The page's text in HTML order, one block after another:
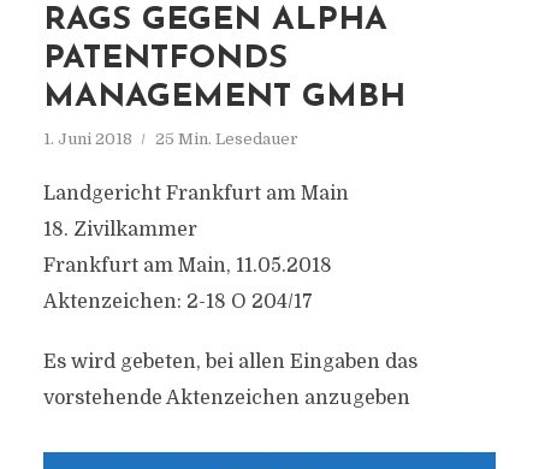
RAGS GEGEN ALPHA
PATENTFONDS
MANAGEMENT GMBH
1. Juni 2018 25 Min. Lesedauer
Landgericht Frankfurt am Main
18. Zivilkammer
Frankfurt am Main, 11.05.2018
Aktenzeichen: 2-18 O 204/17
Es wird gebeten, bei allen Eingaben das
vorstehende Aktenzeichen anzugeben